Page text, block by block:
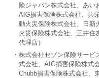
険ジャパン株式会社、あい
AIG損害保険株式会社、共
動火災保険株式会社、日新
火災保険株式会社、三井住
代理店）
・株式会社セゾン保険サー
式会社、AIG損害保険株式
Chubb損害保険株式会社、